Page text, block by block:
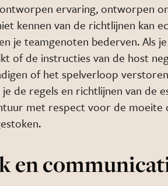
ervaring, ontworpen
kennen van de richtlijnen kan
je teamgenoten bederven. Als je
of de instructies van de host
of het spelverloop
de regels en richtlijnen van de
met respect voor de moeite
en